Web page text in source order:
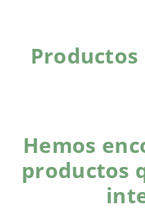
Hemos
productos